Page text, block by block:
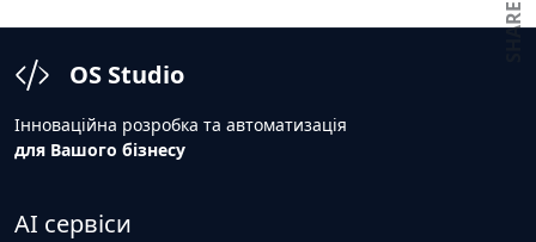
OS Studio
Інноваційна розробка та автоматизація
для Вашого бізнесу
AI сервіси
SHARE